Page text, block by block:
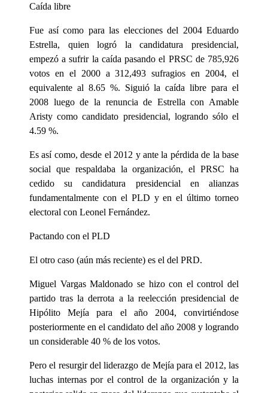
Caída libre
Fue así como para las elecciones del 2004 Eduardo
Estrella, quien logró la candidatura presidencial,
empezó a sufrir la caída pasando el PRSC de 785,926
votos en el 2000 a 312,493 sufragios en 2004, el
equivalente al 8.65 %. Siguió la caída libre para el
2008 luego de la renuncia de Estrella con Amable
Aristy como candidato presidencial, logrando sólo el
4.59 %.
Es así como, desde el 2012 y ante la pérdida de la base
social que respaldaba la organización, el PRSC ha
cedido su candidatura presidencial en alianzas
fundamentalmente con el PLD y en el último torneo
electoral con Leonel Fernández.
Pactando con el PLD
El otro caso (aún más reciente) es el del PRD.
Miguel Vargas Maldonado se hizo con el control del
partido tras la derrota a la reelección presidencial de
Hipólito Mejía para el año 2004, convirtiéndose
posteriormente en el candidato del año 2008 y logrando
un considerable 40 % de los votos.
Pero el resurgir del liderazgo de Mejía para el 2012, las
luchas internas por el control de la organización y la